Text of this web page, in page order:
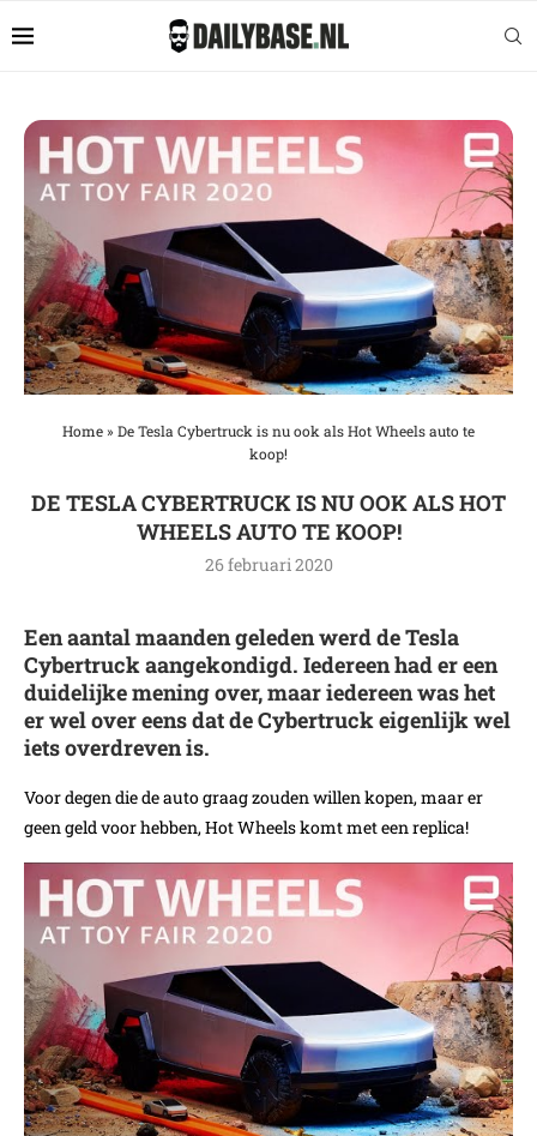
Home» De Tesla Cybertruck is nu ook als Hot Wheels auto te
koop!
DE TESLA CYBERTRUCK IS NU OOK ALS HOT
WHEELS AUTO TE KOOP!
26 februari 2020
Een aantal maanden geleden werd de Tesla
Cybertruck aangekondigd. Iedereen had er een
duidelijke mening over, maar iedereen was het
er wel over eens dat de Cybertruck eigenlijk wel
iets overdreven is.
Voor degen die de auto graag zouden willen kopen, maar er
geen geld voor hebben, Hot Wheels komt met een replica!